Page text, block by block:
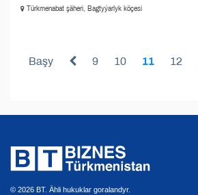
Türkmenabat şäheri, Bagtyýarlyk köçesi
Başy 9 10 11 12
© 2026 BT. Ähli hukuklar goralandyr.